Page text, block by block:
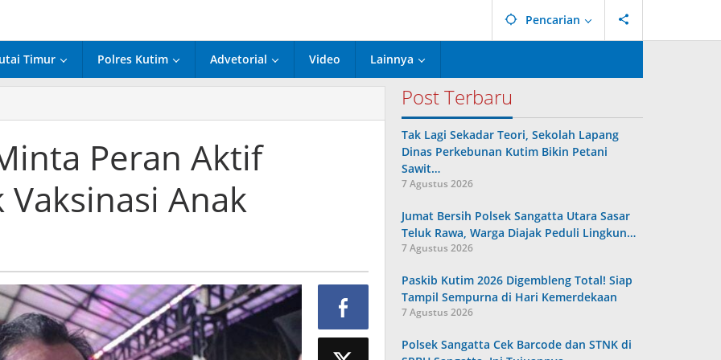
Pencarian
Timur Polres Kutim Advetorial Video Lainnya
Peran Aktif
Anak
Post Terbaru
Tak Lagi Sekadar Teori, Sekolah Lapang
Dinas Perkebunan Kutim Bikin Petani
Sawit…
7 Agustus 2026
Jumat Bersih Polsek Sangatta Utara Sasar
Teluk Rawa, Warga Diajak Peduli Lingkun…
7 Agustus 2026
Paskib Kutim 2026 Digembleng Total! Siap
Tampil Sempurna di Hari Kemerdekaan
7 Agustus 2026
Polsek Sangatta Cek Barcode dan STNK di